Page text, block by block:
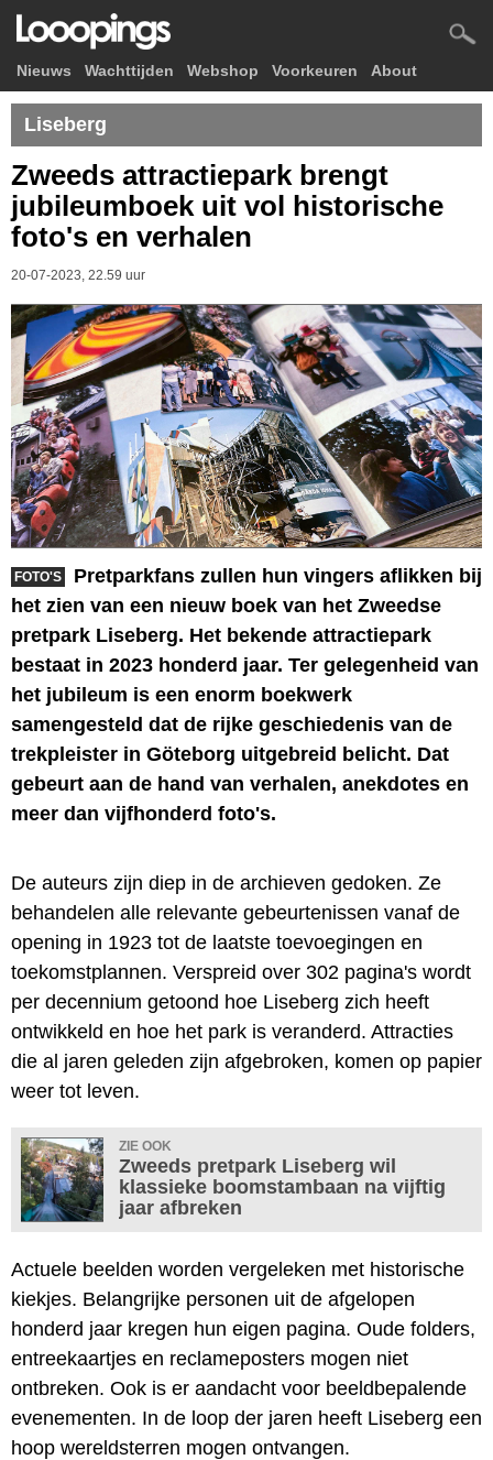
Nieuws Wachttijden Webshop Voorkeuren About
Liseberg
Zweeds attractiepark brengt
jubileumboek uit vol historische
foto's en verhalen
20-07-2023, 22.59 uur
FOTO'S
Pretparkfans zullen hun vingers aflikken bij
het zien van een nieuw boek van het Zweedse
pretpark Liseberg. Het bekende attractiepark
bestaat in 2023 honderd jaar. Ter gelegenheid van
het jubileum is een enorm boekwerk
samengesteld dat de rijke geschiedenis van de
trekpleister in Göteborg uitgebreid belicht. Dat
gebeurt aan de hand van verhalen, anekdotes en
meer dan vijfhonderd foto's.
De auteurs zijn diep in de archieven gedoken. Ze
behandelen alle relevante gebeurtenissen vanaf de
opening in 1923 tot de laatste toevoegingen en
toekomstplannen. Verspreid over 302 pagina's wordt
per decennium getoond hoe Liseberg zich heeft
ontwikkeld en hoe het park is veranderd. Attracties
die al jaren geleden zijn afgebroken, komen op papier
weer tot leven.
ZIE OOK
Zweeds pretpark Liseberg wil
klassieke boomstambaan na vijftig
jaar afbreken
Actuele beelden worden vergeleken met historische
kiekjes. Belangrijke personen uit de afgelopen
honderd jaar kregen hun eigen pagina. Oude folders,
entreekaartjes en reclameposters mogen niet
ontbreken. Ook is er aandacht voor beeldbepalende
evenementen. In de loop der jaren heeft Liseberg een
hoop wereldsterren mogen ontvangen.